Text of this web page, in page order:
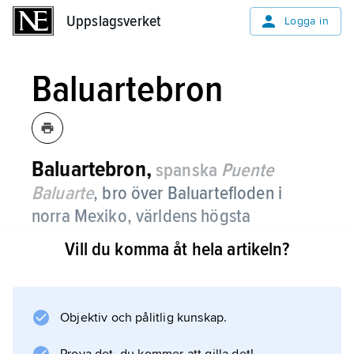
Uppslagsverket Logga in
Baluartebron
Baluartebron, spanska Puente
Baluarte, bro över Baluartefloden i
norra Mexiko, världens högsta
snedkabelbro
bergskedjan Sierra Madre Occidental. Den
Vill du komma åt hela artikeln?
Objektiv och pålitlig kunskap.